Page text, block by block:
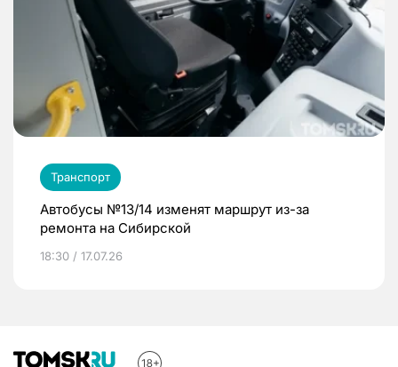
Транспорт
Автобусы №13/14 изменят маршрут из-за
ремонта на Сибирской
18:30 / 17.07.26